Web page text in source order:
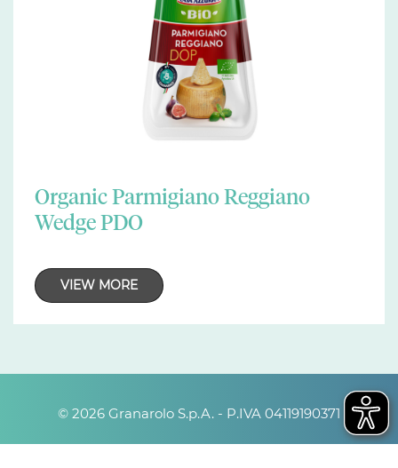
Organic Parmigiano Reggiano
Wedge PDO
VIEW MORE
© 2026 Granarolo S.p.A. - P.IVA 04119190371